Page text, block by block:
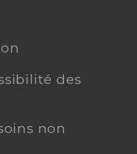
des
non